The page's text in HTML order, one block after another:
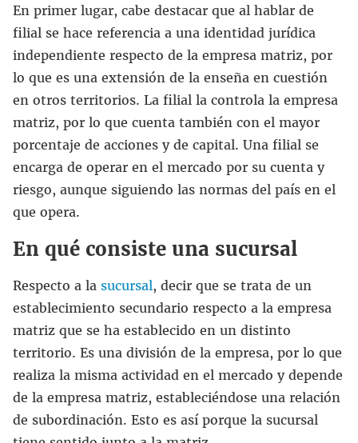
En primer lugar, cabe destacar que al hablar de
filial se hace referencia a una identidad jurídica
independiente respecto de la empresa matriz, por
lo que es una extensión de la enseña en cuestión
en otros territorios. La filial la controla la empresa
matriz, por lo que cuenta también con el mayor
porcentaje de acciones y de capital. Una filial se
encarga de operar en el mercado por su cuenta y
riesgo, aunque siguiendo las normas del país en el
que opera.
En qué consiste una sucursal
Respecto a la sucursal, decir que se trata de un
establecimiento secundario respecto a la empresa
matriz que se ha establecido en un distinto
territorio. Es una división de la empresa, por lo que
realiza la misma actividad en el mercado y depende
de la empresa matriz, estableciéndose una relación
de subordinación. Esto es así porque la sucursal